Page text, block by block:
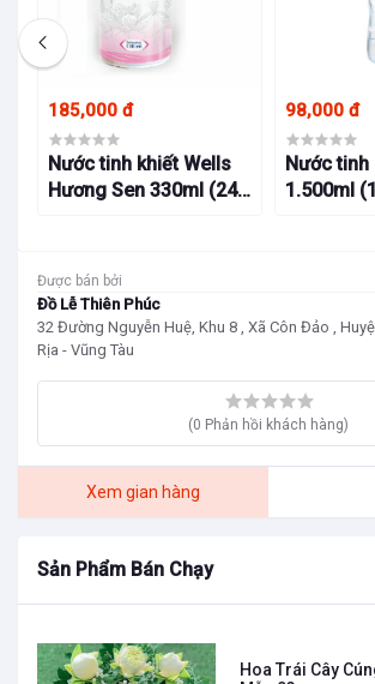
Được bán bởi
Đồ Lễ Thiên Phúc
32 Đường Nguyễn Huệ, Khu 8 , Xã Côn Đảo ,
(0 Phản hồi khách hàng)
Xem gian hàng
Sản Phẩm Bán Chạy
185,000 đ
Nước tinh khiết Wells
Hương Sen 330ml (24
98,000 đ
Nước tinh
1.500ml